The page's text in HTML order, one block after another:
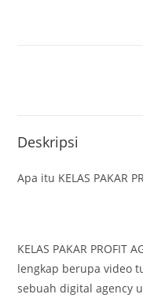
Deskripsi
Apa itu KELAS PAKAR
KELAS PAKAR PROFIT
lengkap berupa video
sebuah digital agency